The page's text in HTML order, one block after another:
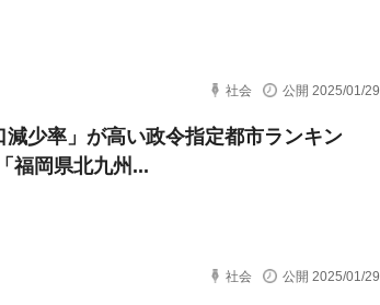
社会 公開 2025/01/29
減少率」が高い政令指定都市ランキン
福岡県北九州...
社会 公開 2025/01/29